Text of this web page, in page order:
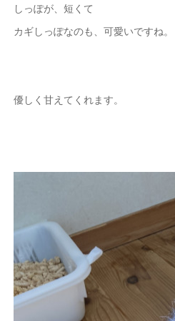
しっぽが、短くて
カギしっぽなのも、可愛いですね。
優しく甘えてくれます。